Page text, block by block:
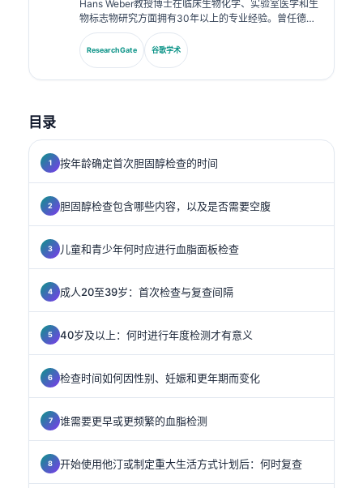
Hans Weber教授博士在临床生物化学、实验室医学和生
物标志物研究方面拥有30年以上的专业经验。曾任德国
临床化学学会主席，他专注于诊断面板分析、生物标志物
标准化以及AI辅助的实验室医学。.
ResearchGate 谷歌学术
目录
按年龄确定首次胆固醇检查的时间
胆固醇检查包含哪些内容，以及是否需要空腹
儿童和青少年何时应进行血脂面板检查
成人20至39岁：首次检查与复查间隔
40岁及以上：何时进行年度检测才有意义
检查时间如何因性别、妊娠和更年期而变化
谁需要更早或更频繁的血脂检测
开始使用他汀或制定重大生活方式计划后：何时复查